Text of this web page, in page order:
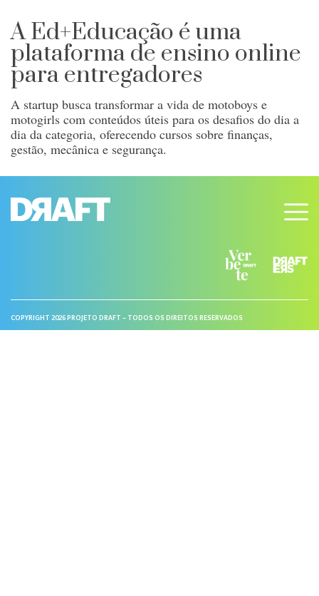
A Ed+Educação é uma
plataforma de ensino online
para entregadores
A startup busca transformar a vida de motoboys e
motogirls com conteúdos úteis para os desafios do dia a
dia da categoria, oferecendo cursos sobre finanças,
gestão, mecânica e segurança.
COPYRIGHT 2026 PROJETO DRAFT – TODOS OS DIREITOS RESERVADOS